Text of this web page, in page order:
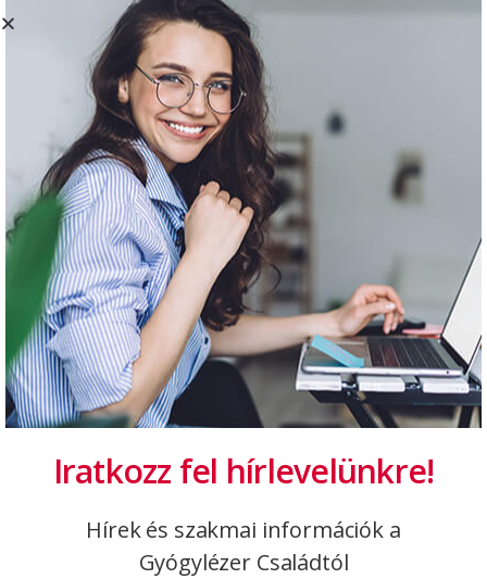
immunrendszer stimulálása
Klinikai hatások
fájdalomcsillapítás
sebgyógyulás gyorsítása
akut és krónikus gyulladások csökkentése
ödéma csökkentése
idegsejt regeneráció/idegstimuláció
izomfeszülés csökkentése
izomgörcs oldása
Iratkozz fel hírlevelünkre!
Hírek és szakmai információk a
Gyógylézer Családtól